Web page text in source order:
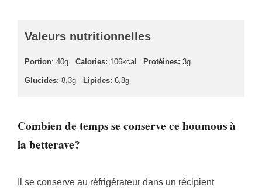
Valeurs nutritionnelles
Portion: 40g Calories: 106kcal Protéines: 3g
Glucides: 8,3g Lipides: 6,8g
Combien de temps se conserve ce houmous à
la betterave?
Il se conserve au réfrigérateur dans un récipient